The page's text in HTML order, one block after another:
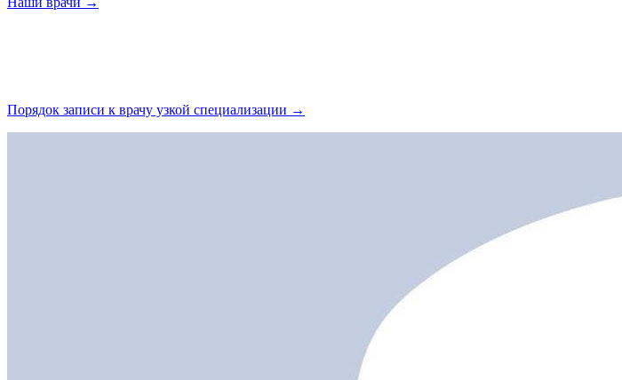
Порядок записи к врачу узкой специализации →